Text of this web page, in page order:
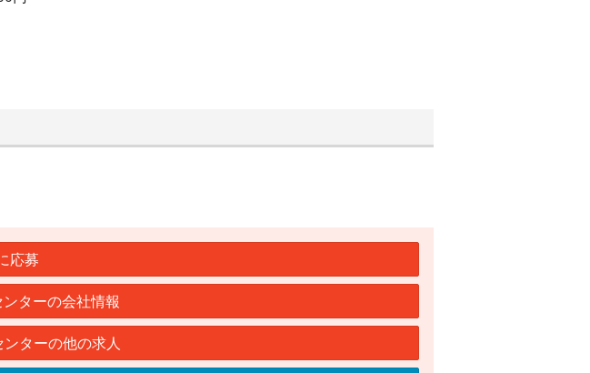
応募
ターの会社情報
ターの他の求人